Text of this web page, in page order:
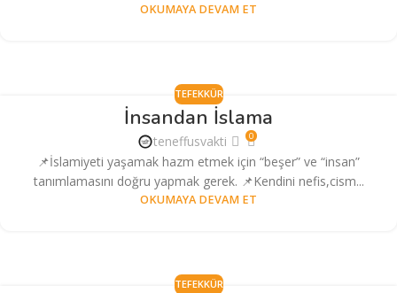
OKUMAYA DEVAM ET
TEFEKKÜR
İnsandan İslama
teneffusvakti 0
📌İslamiyeti yaşamak hazm etmek için “beşer” ve “insan”
tanımlamasını doğru yapmak gerek. 📌Kendini nefis,cism...
OKUMAYA DEVAM ET
TEFEKKÜR